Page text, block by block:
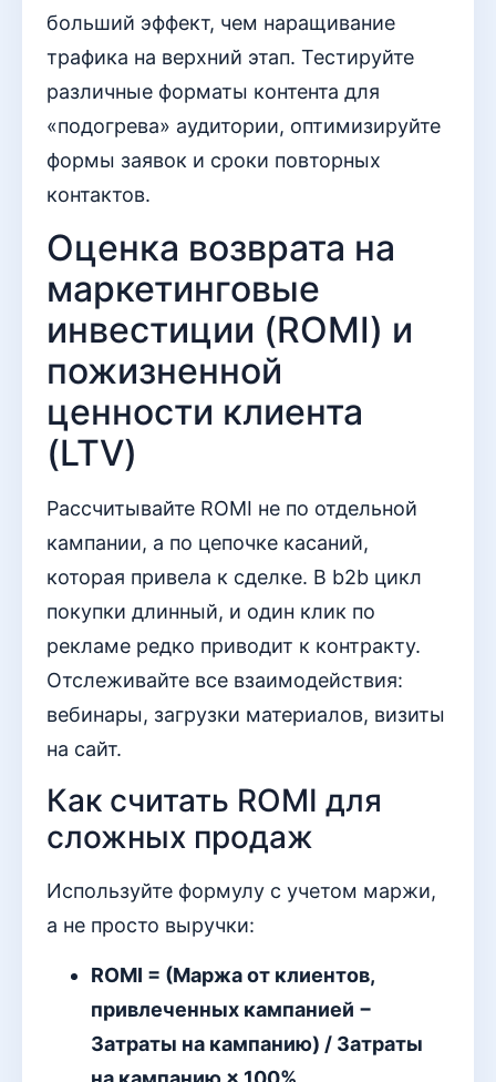
больший эффект, чем наращивание
трафика на верхний этап. Тестируйте
различные форматы контента для
«подогрева» аудитории, оптимизируйте
формы заявок и сроки повторных
контактов.
Оценка возврата на
маркетинговые
инвестиции (ROMI) и
пожизненной
ценности клиента
(LTV)
Рассчитывайте ROMI не по отдельной
кампании, а по цепочке касаний,
которая привела к сделке. В b2b цикл
покупки длинный, и один клик по
рекламе редко приводит к контракту.
Отслеживайте все взаимодействия:
вебинары, загрузки материалов, визиты
на сайт.
Как считать ROMI для
сложных продаж
Используйте формулу с учетом маржи,
а не просто выручки:
ROMI = (Маржа от клиентов,
привлеченных кампанией −
Затраты на кампанию) / Затраты